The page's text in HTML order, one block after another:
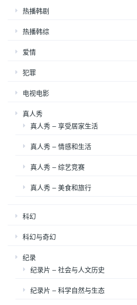
热播韩剧
热播韩综
爱情
犯罪
电视电影
真人秀
真人秀 – 享受居家生活
真人秀 – 情感和生活
真人秀 – 综艺竞赛
真人秀 – 美食和旅行
科幻
科幻与奇幻
纪录
纪录片 – 社会与人文历史
纪录片 – 科学自然与生态